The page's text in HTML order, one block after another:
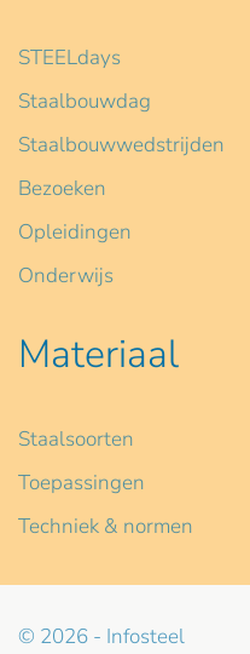
STEELdays
Staalbouwdag
Staalbouwwedstrijden
Bezoeken
Opleidingen
Onderwijs
Materiaal
Staalsoorten
Toepassingen
Techniek & normen
© 2026 - Infosteel